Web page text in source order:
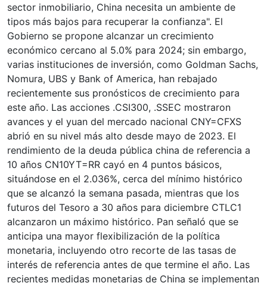
sector inmobiliario, China necesita un ambiente de
tipos más bajos para recuperar la confianza". El
Gobierno se propone alcanzar un crecimiento
económico cercano al 5.0% para 2024; sin embargo,
varias instituciones de inversión, como Goldman Sachs,
Nomura, UBS y Bank of America, han rebajado
recientemente sus pronósticos de crecimiento para
este año. Las acciones .CSI300, .SSEC mostraron
avances y el yuan del mercado nacional CNY=CFXS
abrió en su nivel más alto desde mayo de 2023. El
rendimiento de la deuda pública china de referencia a
10 años CN10YT=RR cayó en 4 puntos básicos,
situándose en el 2.036%, cerca del mínimo histórico
que se alcanzó la semana pasada, mientras que los
futuros del Tesoro a 30 años para diciembre CTLC1
alcanzaron un máximo histórico. Pan señaló que se
anticipa una mayor flexibilización de la política
monetaria, incluyendo otro recorte de las tasas de
interés de referencia antes de que termine el año. Las
recientes medidas monetarias de China se implementan